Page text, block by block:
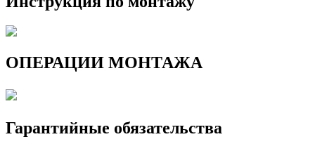
ОПЕРАЦИИ МОНТАЖА
Гарантийные обязательства